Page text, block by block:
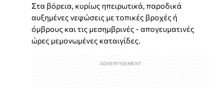
Στα βόρεια, κυρίως ηπειρωτικά, παροδικά
αυξημένες νεφώσεις με τοπικές βροχές ή
όμβρους και τις μεσημβρινές - απογευματινές
ώρες μεμονωμένες καταιγίδες.